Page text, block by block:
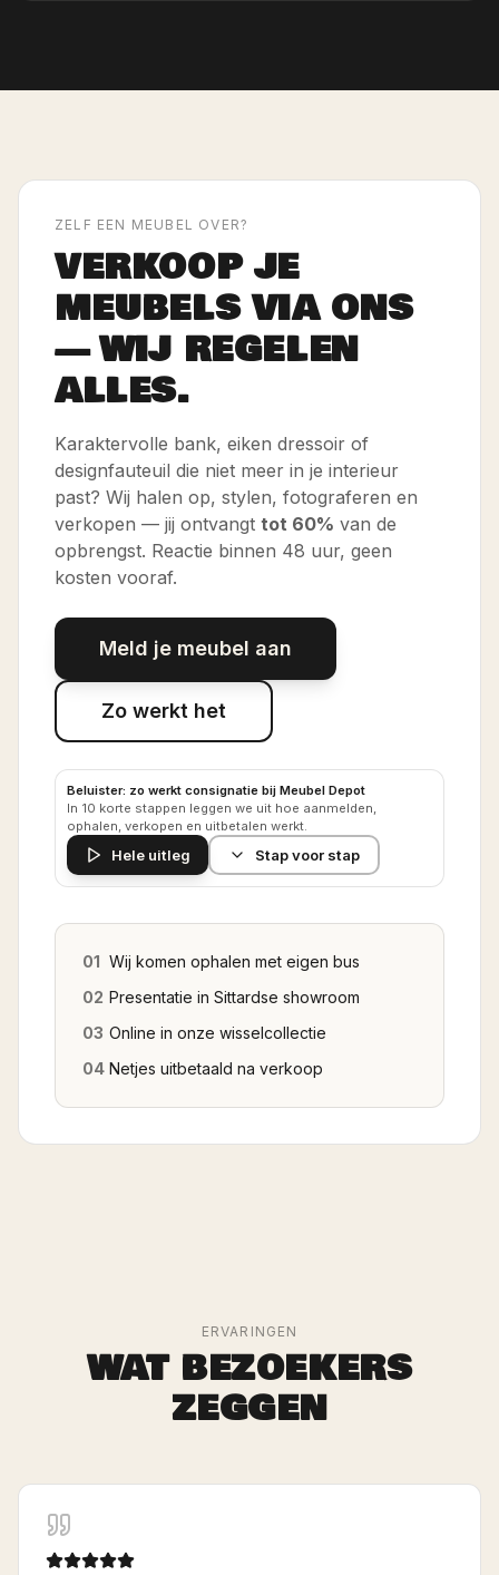
ZELF EEN MEUBEL OVER?
VERKOOP JE
MEUBELS VIA ONS
— WIJ REGELEN
ALLES.
Karaktervolle bank, eiken dressoir of
designfauteuil die niet meer in je interieur
past? Wij halen op, stylen, fotograferen en
verkopen — jij ontvangt tot 60% van de
opbrengst. Reactie binnen 48 uur, geen
kosten vooraf.
Meld je meubel aan
Zo werkt het
Beluister: zo werkt consignatie bij Meubel Depot
In 10 korte stappen leggen we uit hoe aanmelden,
ophalen, verkopen en uitbetalen werkt.
Hele uitleg Stap voor stap
01 Wij komen ophalen met eigen bus
02 Presentatie in Sittardse showroom
03 Online in onze wisselcollectie
04 Netjes uitbetaald na verkoop
ERVARINGEN
WAT BEZOEKERS
ZEGGEN